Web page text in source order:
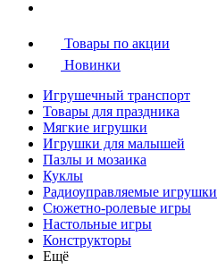
Товары по акции
Новинки
Игрушечный транспорт
Товары для праздника
Мягкие игрушки
Игрушки для малышей
Пазлы и мозаика
Куклы
Радиоуправляемые игрушки
Сюжетно-ролевые игры
Настольные игры
Конструкторы
Ещё